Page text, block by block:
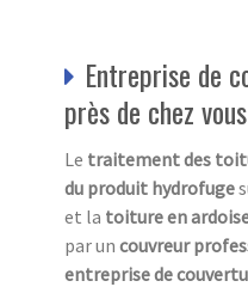
Entreprise de
près de chez vous
Le traitement des
du produit hydrofuge
et la toiture en
par un couvreur
entreprise de